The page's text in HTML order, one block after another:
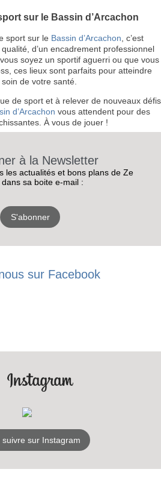
PLANS
sur le Bassin d’Arcachon
sport sur le Bassin d’Arcachon , c’est
d’un encadrement professionnel
soyez un sportif aguerri ou que vous
ces lieux sont parfaits pour atteindre
de votre santé.
de sport et à relever de nouveaux défis
d’Arcachon vous attendent pour des
À vous de jouer !
à la Newsletter
les actualités et bons plans de Ze
sa boite e-mail :
S'abonner
sur Facebook
suivre sur Instagram